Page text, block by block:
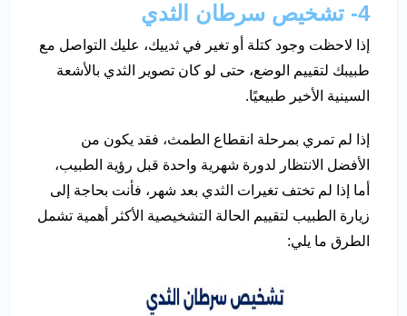
4- تشخيص سرطان الثدي
إذا لاحظت وجود كتلة أو تغير في ثدييك، عليك التواصل مع
طبيبك لتقييم الوضع، حتى لو كان تصوير الثدي بالأشعة
السينية الأخير طبيعيًا.
إذا لم تمري بمرحلة انقطاع الطمث، فقد يكون من
الأفضل الانتظار لدورة شهرية واحدة قبل رؤية الطبيب،
أما إذا لم تختف تغيرات الثدي بعد شهر، فأنت بحاجة إلى
زيارة الطبيب لتقييم الحالة التشخيصية الأكثر أهمية تشمل
الطرق ما يلي: